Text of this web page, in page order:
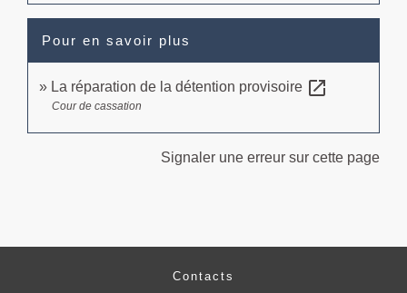
Pour en savoir plus
La réparation de la détention provisoire open_in_new
Cour de cassation
Signaler une erreur sur cette page
Contacts